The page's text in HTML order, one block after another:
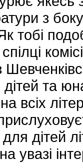
з
тобі
дітей та
всіх
дітей
увазі